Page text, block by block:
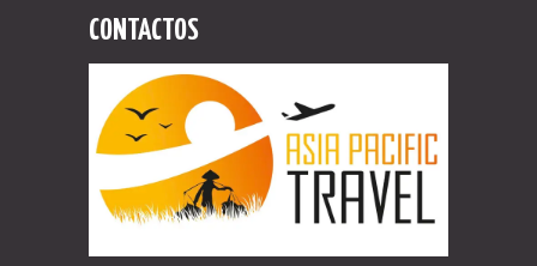
CONTACTOS